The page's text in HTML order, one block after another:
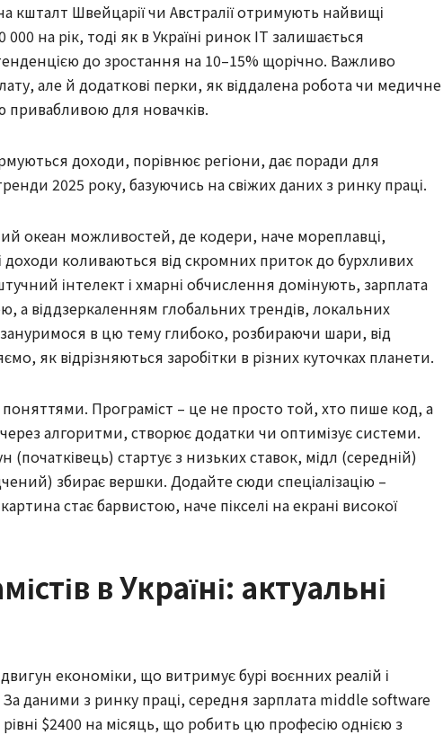
кшталт Швейцарії чи Австралії отримують найвищі
на рік, тоді як в Україні ринок IT залишається
до зростання на 10–15% щорічно. Важливо
але й додаткові перки, як віддалена робота чи медичне
привабливою для новачків.
доходи, порівнює регіони, дає поради для
2025 року, базуючись на свіжих даних з ринку праці.
океан можливостей, де кодери, наче мореплавці,
доходи коливаються від скромних приток до бурхливих
інтелект і хмарні обчислення домінують, зарплата
а віддзеркаленням глобальних трендів, локальних
в цю тему глибоко, розбираючи шари, від
як відрізняються заробітки в різних куточках планети.
Програміст – це не просто той, хто пише код, а
алгоритми, створює додатки чи оптимізує системи.
(початківець) стартує з низьких ставок, мідл (середній)
збирає вершки. Додайте сюди спеціалізацію –
стає барвистою, наче пікселі на екрані високої
в Україні: актуальні
економіки, що витримує бурі воєнних реалій і
даними з ринку праці, середня зарплата middle software
$2400 на місяць, що робить цю професію однією з